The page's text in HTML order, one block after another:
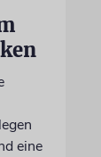
eine